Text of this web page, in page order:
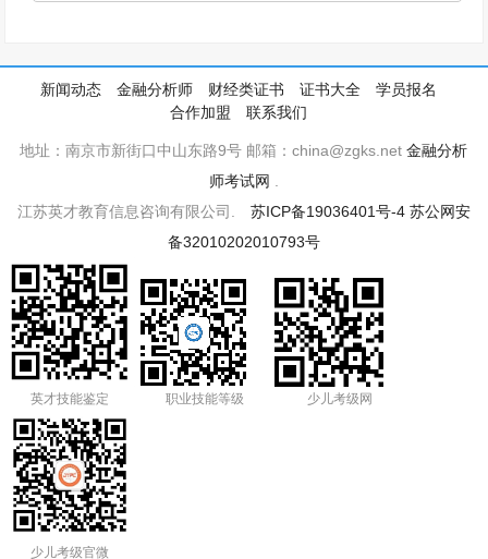
新闻动态 金融分析师 财经类证书 证书大全
学员报名
合作加盟
联系我们
地址：南京市新街口中山东路9号 邮箱：china@zgks.net金融分析
师考试网
江苏英才教育信息咨询有限公司. 苏ICP备19036401号-4 苏公网安
备32010202010793号
英才技能鉴定 职业技能等级 少儿考级网
少儿考级官微